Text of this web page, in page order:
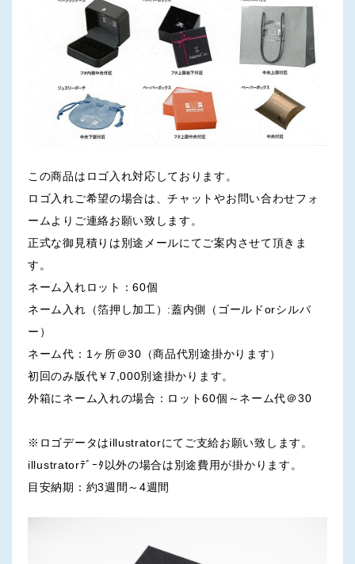
この商品はロゴ入れ対応しております。
ロゴ入れご希望の場合は、チャットやお問い合わせフォ
ームよりご連絡お願い致します。
正式な御見積りは別途メールにてご案内させて頂きま
す。
ネーム入れロット：60個
ネーム入れ（箔押し加工）:蓋内側（ゴールドorシルバ
ー）
ネーム代：1ヶ所＠30（商品代別途掛かります）
初回のみ版代￥7,000別途掛かります。
外箱にネーム入れの場合：ロット60個～ネーム代＠30
※ロゴデータはillustratorにてご支給お願い致します。
illustratorﾃﾞｰﾀ以外の場合は別途費用が掛かります。
目安納期：約3週間～4週間